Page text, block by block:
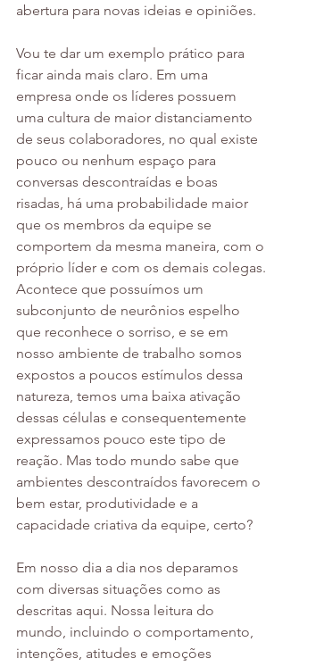
abertura para novas ideias e opiniões.
Vou te dar um exemplo prático para
ficar ainda mais claro. Em uma
empresa onde os líderes possuem
uma cultura de maior distanciamento
de seus colaboradores, no qual existe
pouco ou nenhum espaço para
conversas descontraídas e boas
risadas, há uma probabilidade maior
que os membros da equipe se
comportem da mesma maneira, com o
próprio líder e com os demais colegas.
Acontece que possuímos um
subconjunto de neurônios espelho
que reconhece o sorriso, e se em
nosso ambiente de trabalho somos
expostos a poucos estímulos dessa
natureza, temos uma baixa ativação
dessas células e consequentemente
expressamos pouco este tipo de
reação. Mas todo mundo sabe que
ambientes descontraídos favorecem o
bem estar, produtividade e a
capacidade criativa da equipe, certo?
Em nosso dia a dia nos deparamos
com diversas situações como as
descritas aqui. Nossa leitura do
mundo, incluindo o comportamento,
intenções, atitudes e emoções